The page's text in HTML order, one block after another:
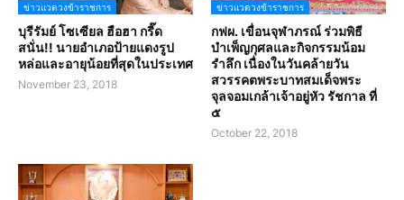
ข่าวแวดวงข้าราชการ
บุรีรัมย์ โซเซียล ฮือฮา กรี๊ด
สนั่น!! นายอำเภอป้ายแดงรูป
หล่อและอายุน้อยที่สุดในประเทศ
November 23, 2018
ข่าวแวดวงข้าราชการ
กฟผ. เขื่อนจุฬาภรณ์ ร่วมพิธี
บำเพ็ญกุศลและกิจกรรมน้อม
รำลึก เนื่องในวันคล้ายวัน
สวรรคตพระบาทสมเด็จพระ
จุลจอมเกล้าเจ้าอยู่หัว รัชกาล ที่
๕
October 22, 2018